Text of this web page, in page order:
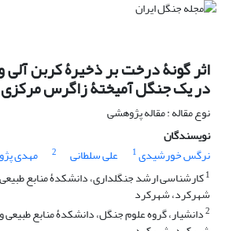
اثر گونۀ درخت بر ذخیرۀ کربن
در یک جنگل آمیختۀ زاگرس مرکزی
نوع مقاله : مقاله پژوهشی
نویسندگان
نرگس خورشیدی1 علی سلطانی 2 مهدی
1کارشناسی ارشد جنگلداری، دانشکدۀ منابع
شهرکرد، شهرکرد
2دانشیار، گروه علوم جنگل، دانشکدۀ منابع طبیعی